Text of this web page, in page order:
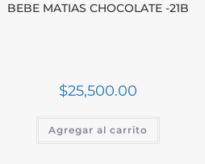
BEBE MATIAS CHOCOLATE -21B
$25,500.00
Agregar al carrito